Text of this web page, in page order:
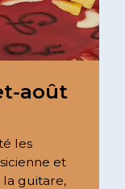
août
les
et
guitare,